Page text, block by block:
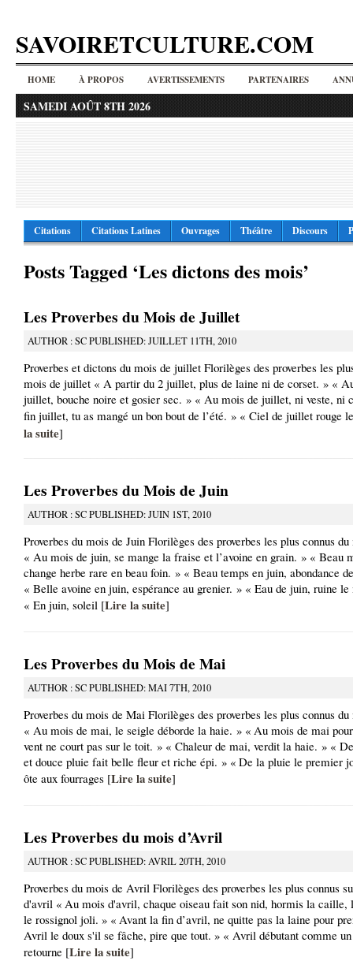
SAVOIRETCULTURE.COM
HOME À PROPOS AVERTISSEMENTS PARTENAIRES
SAMEDI AOÛT 8TH 2026
Citations Citations Latines Ouvrages Théâtre Discours
Posts Tagged ‘Les dictons des mois’
Les Proverbes du Mois de Juillet
AUTHOR : SC PUBLISHED: JUILLET 11TH, 2010
Proverbes et dictons du mois de juillet Florilèges des proverbes les
mois de juillet « A partir du 2 juillet, plus de laine ni de corset. » «
juillet, bouche noire et gosier sec. » « Au mois de juillet, ni veste, ni
fin juillet, tu as mangé un bon bout de l’été. » « Ciel de juillet rouge
la suite]
Les Proverbes du Mois de Juin
AUTHOR : SC PUBLISHED: JUIN 1ST, 2010
Proverbes du mois de Juin Florilèges des proverbes les plus connus
« Au mois de juin, se mange la fraise et l’avoine en grain. » « Beau
change herbe rare en beau foin. » « Beau temps en juin, abondance
« Belle avoine en juin, espérance au grenier. » « Eau de juin, ruine
« En juin, soleil [Lire la suite]
Les Proverbes du Mois de Mai
AUTHOR : SC PUBLISHED: MAI 7TH, 2010
Proverbes du mois de Mai Florilèges des proverbes les plus connus
« Au mois de mai, le seigle déborde la haie. » « Au mois de mai
vent ne court pas sur le toit. » « Chaleur de mai, verdit la haie. » «
et douce pluie fait belle fleur et riche épi. » « De la pluie le premier
ôte aux fourrages [Lire la suite]
Les Proverbes du mois d’Avril
AUTHOR : SC PUBLISHED: AVRIL 20TH, 2010
Proverbes du mois de Avril Florilèges des proverbes les plus connus
d'avril « Au mois d'avril, chaque oiseau fait son nid, hormis la caille,
le rossignol joli. » « Avant la fin d’avril, ne quitte pas la laine pour
Avril le doux s'il se fâche, pire que tout. » « Avril débutant comme un
retourne [Lire la suite]